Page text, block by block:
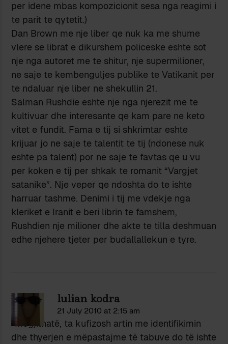
per idene mbas kompozicionit sesa nga reagimi i
te parit te qytetit.)
Dan Brown me nje liber qe nuk ka me shume
vlere se librat e dikurshem policeske eshte sot
nje nga autoret me te shitur, nje supermilioner,
ne saje te kembenguljes publike te Vatikanit per
te ndaluar nje liber ne shekullin 21.
Salman Rushdie eshte nje nga njerezit me te
kultivuar dhe interesante qe kam pare ne keto
vitet e fundit. Fama e tij si shkrimtar eshte
krijuar jo ne saje te talentit te tij (ndonese nuk
eshte pa talent) por ne saje te favtas qe u vu
per koken e tij per shkak te romanit “Vargjet
satanike”. Nje veper qe ndoshta do te ishte
harruar tashme. Denimi i tij me vdekje nga
kleriket e Iranit e beri librin te famshem,
Rushdien nje milioner dhe akte te tilla deshmuan
edhe njehere tjeter per budallallekun e tyre.
lulian kodra
21 July 2010 at 2:15 am
“Megjithatë, ta kufizosh artin me identifikimin
dhe thyerjen e mëpastajme të tabuve do të ishte